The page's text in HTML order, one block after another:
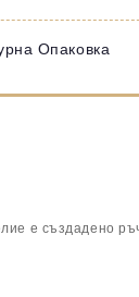
Опаковка
е създадено